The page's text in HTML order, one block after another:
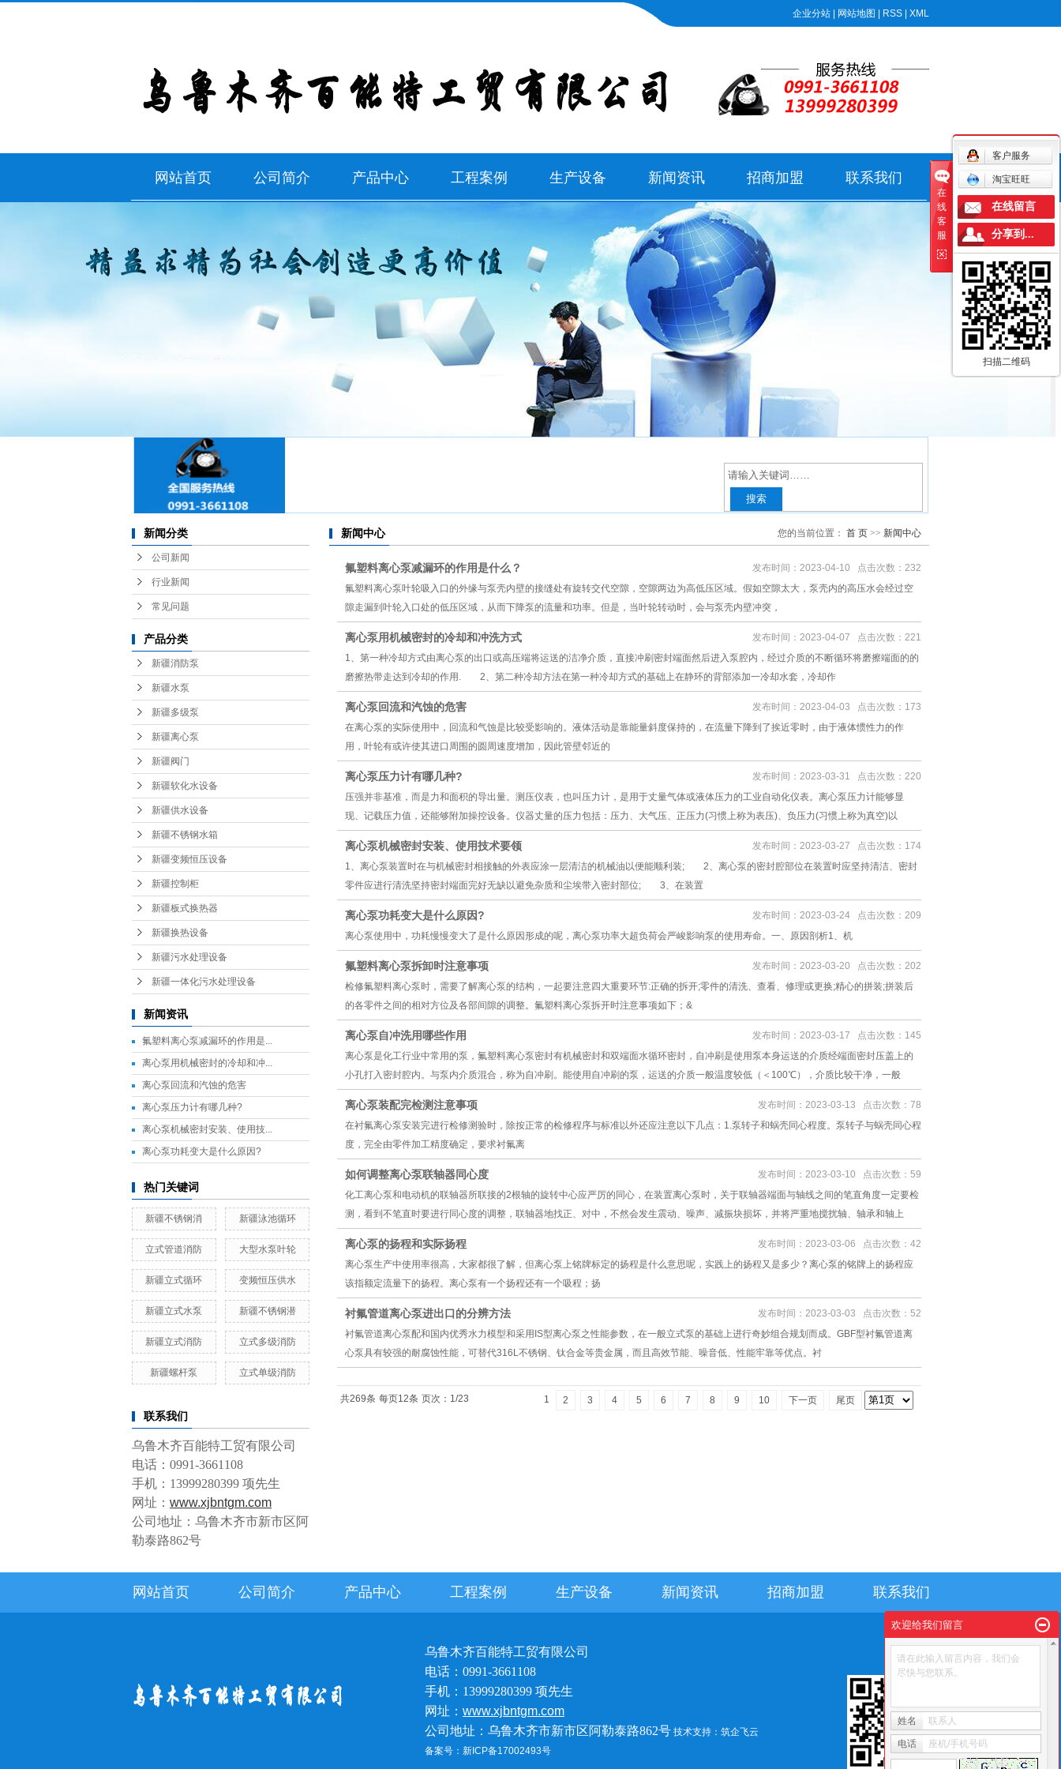
企业分站 网站地图 RSS XML
网站首页 公司简介
联系我们
产品中心
新疆水泵
新疆离心泵
新疆软化水设
设备
新疆控制柜
新疆板式换热
器
新疆换热设备
新疆污水处理
设备
新疆一体化污
水处理设备
工程案例 生产设备 新闻资讯
公司新闻
行业新闻
常见问题
招商加盟 联系我们
新闻分类
公司新闻
行业新闻
常见问题
产品分类
新疆消防泵
新疆水泵
新疆多级泵
新疆离心泵
新疆阀门
新疆软化水设备
新疆供水设备
新疆不锈钢水箱
新疆变频恒压设备
新疆控制柜
新疆板式换热器
新疆换热设备
新疆污水处理设备
新疆一体化污水处理设备
新闻资讯
氟塑料离心泵减漏环的作用是...
离心泵用机械密封的冷却和冲...
离心泵回流和汽蚀的危害
离心泵压力计有哪几种?
离心泵机械密封安装、使用技...
离心泵功耗变大是什么原因?
热门关键词
新疆不锈钢消 新疆泳池循环
立式管道消防 大型水泵叶轮
新疆立式循环 变频恒压供水
新疆立式水泵 新疆不锈钢潜
新疆立式消防 立式多级消防
新疆螺杆泵 立式单级消防
联系我们
乌鲁木齐百能特工贸有限公司
电话：0991-3661108
手机：13999280399 项先生
网址： www.xjbntgm.com
公司地址：乌鲁木齐市新市区阿
勒泰路862号
新闻中心 您的当前位置： 首 页 >> 新闻中心
氟塑料离心泵减漏环的作用是什么？
氟塑料离心泵叶轮吸入口的外缘与泵壳内壁的接缝处有旋转交代空隙，空隙两边为高低压区域。假如空隙太大，泵壳内的高压水会经过空
隙走漏到叶轮入口处的低压区域，从而下降泵的流量和功率。但是，当叶轮转动时，会与泵壳内壁冲突，
发布时间：2023-04-10 点击次数：232
离心泵用机械密封的冷却和冲洗方式
1、第一种冷却方式由离心泵的出口或高压端将运送的洁净介质，直接冲刷密封端面然后进入泵腔内，经过介质的不断循环将磨擦端面的的
磨擦热带走达到冷却的作用. 2、第二种冷却方法在第一种冷却方式的基础上在静环的背部添加一冷却水套，冷却作
发布时间：2023-04-07 点击次数：221
离心泵回流和汽蚀的危害
在离心泵的实际使用中，回流和气蚀是比较受影响的。液体活动是靠能量斜度保持的，在流量下降到了挨近零时，由于液体惯性力的作
用，叶轮有或许使其进口周围的圆周速度增加，因此管壁邻近的
发布时间：2023-04-03 点击次数：173
离心泵压力计有哪几种?
压强并非基准，而是力和面积的导出量。测压仪表，也叫压力计，是用于丈量气体或液体压力的工业自动化仪表。离心泵压力计能够显
现、记载压力值，还能够附加操控设备。仪器丈量的压力包括：压力、大气压、正压力(习惯上称为表压)、负压力(习惯上称为真空)以
发布时间：2023-03-31 点击次数：220
离心泵机械密封安装、使用技术要领
1、离心泵装置时在与机械密封相接触的外表应涂一层清洁的机械油以便能顺利装; 2、离心泵的密封腔部位在装置时应坚持清洁、密封
零件应进行清洗坚持密封端面完好无缺以避免杂质和尘埃带入密封部位; 3、在装置
发布时间：2023-03-27 点击次数：174
离心泵功耗变大是什么原因?
离心泵使用中，功耗慢慢变大了是什么原因形成的呢，离心泵功率大超负荷会严峻影响泵的使用寿命。一、原因剖析1、机
发布时间：2023-03-24 点击次数：209
氟塑料离心泵拆卸时注意事项
检修氟塑料离心泵时，需要了解离心泵的结构，一起要注意四大重要环节:正确的拆开;零件的清洗、查看、修理或更换;精心的拼装;拼装后
的各零件之间的相对方位及各部间隙的调整。氟塑料离心泵拆开时注意事项如下；&
发布时间：2023-03-20 点击次数：202
离心泵自冲洗用哪些作用
离心泵是化工行业中常用的泵，氟塑料离心泵密封有机械密封和双端面水循环密封，自冲刷是使用泵本身运送的介质经端面密封压盖上的
小孔打入密封腔内。与泵内介质混合，称为自冲刷。能使用自冲刷的泵，运送的介质一般温度较低（＜100℃），介质比较干净，一般
发布时间：2023-03-17 点击次数：145
离心泵装配完检测注意事项
在衬氟离心泵安装完进行检修测验时，除按正常的检修程序与标准以外还应注意以下几点：1.泵转子和蜗壳同心程度。泵转子与蜗壳同心程
度，完全由零件加工精度确定，要求衬氟离
发布时间：2023-03-13 点击次数：78
如何调整离心泵联轴器同心度
化工离心泵和电动机的联轴器所联接的2根轴的旋转中心应严厉的同心，在装置离心泵时，关于联轴器端面与轴线之间的笔直角度一定要检
测，看到不笔直时要进行同心度的调整，联轴器地找正、对中，不然会发生震动、噪声、减振块损坏，并将严重地搅扰轴、轴承和轴上
发布时间：2023-03-10 点击次数：59
离心泵的扬程和实际扬程
离心泵生产中使用率很高，大家都很了解，但离心泵上铭牌标定的扬程是什么意思呢，实践上的扬程又是多少？离心泵的铭牌上的扬程应
该指额定流量下的扬程。离心泵有一个扬程还有一个吸程；扬
发布时间：2023-03-06 点击次数：42
衬氟管道离心泵进出口的分辨方法
衬氟管道离心泵配和国内优秀水力模型和采用IS型离心泵之性能参数，在一般立式泵的基础上进行奇妙组合规划而成。GBF型衬氟管道离
心泵具有较强的耐腐蚀性能，可替代316L不锈钢、钛合金等贵金属，而且高效节能、噪音低、性能牢靠等优点。衬
发布时间：2023-03-03 点击次数：52
共269条 每页12条 页次：1/23 1 2 3 4 5 6 7 8 9 10 下一页 尾页
网站首页 公司简介 产品中心 工程案例 生产设备 新闻资讯 招商加盟 联系我们
乌鲁木齐百能特工贸有限公司
电话：0991-3661108
手机：13999280399 项先生
网址： www.xjbntgm.com
公司地址：乌鲁木齐市新市区阿勒泰路862号 技术支持： 筑企飞云
备案号：新ICP备17002493号
在
线
客
服
客户服务
淘宝旺旺
在线留言
分享到...
扫描二维码
欢迎给我们留言
请在此输入留言内容，我们会
尽快与您联系。
姓名 联系人
电话 座机/手机号码